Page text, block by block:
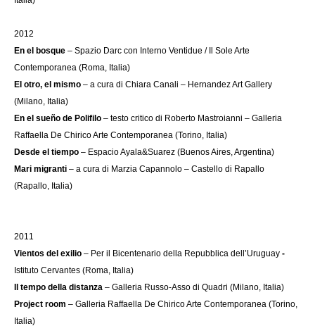
2012
En el bosque – Spazio Darc con Interno Ventidue / Il Sole Arte
Contemporanea (Roma, Italia)
El otro, el mismo – a cura di Chiara Canali – Hernandez Art Gallery
(Milano, Italia)
En el sueño de Polifilo – testo critico di Roberto Mastroianni – Galleria
Raffaella De Chirico Arte Contemporanea (Torino, Italia)
Desde el tiempo – Espacio Ayala&Suarez (Buenos Aires, Argentina)
Mari migranti – a cura di Marzia Capannolo – Castello di Rapallo
(Rapallo, Italia)
2011
Vientos del exilio – Per il Bicentenario della Repubblica dell’Uruguay -
Istituto Cervantes (Roma, Italia)
Il tempo della distanza – Galleria Russo-Asso di Quadri (Milano, Italia)
Project room – Galleria Raffaella De Chirico Arte Contemporanea (Torino,
Italia)